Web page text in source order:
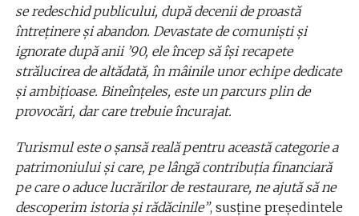
se redeschid publicului, după decenii de proastă
întreţinere şi abandon. Devastate de comunişti şi
ignorate după anii ’90, ele încep să îşi recapete
strălucirea de altădată, în mâinile unor echipe dedicate
şi ambiţioase. Bineînţeles, este un parcurs plin de
provocări, dar care trebuie încurajat.
Turismul este o şansă reală pentru această categorie a
patrimoniului şi care, pe lângă contribuţia financiară
pe care o aduce lucrărilor de restaurare, ne ajută să ne
descoperim istoria şi rădăcinile”, susține președintele